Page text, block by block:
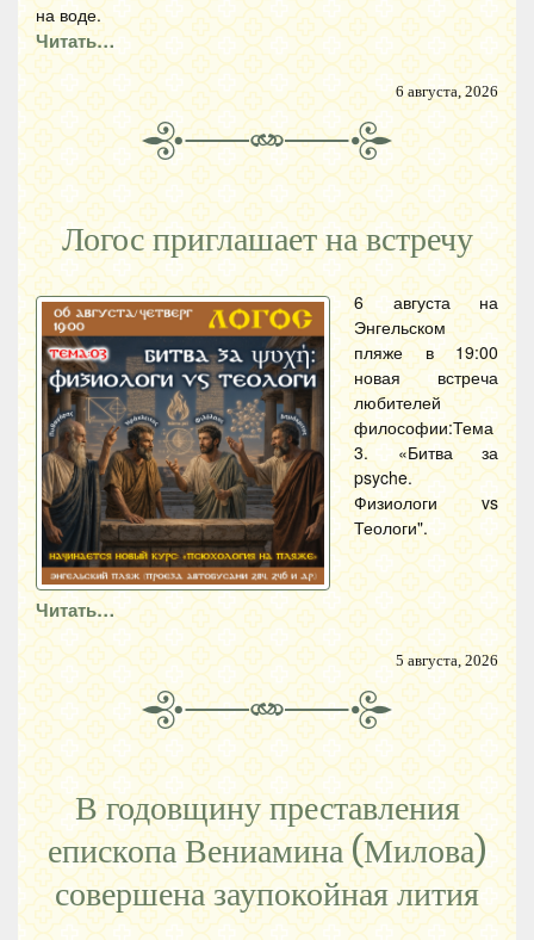
на воде.
Читать…
6 августа, 2026
Логос приглашает на встречу
6 августа на
Энгельском
пляже в 19:00
новая встреча
любителей
философии:Тема
3. «Битва за
psyche.
Физиологи vs
Теологи".
Читать…
5 августа, 2026
В годовщину преставления
епископа Вениамина (Милова)
совершена заупокойная лития